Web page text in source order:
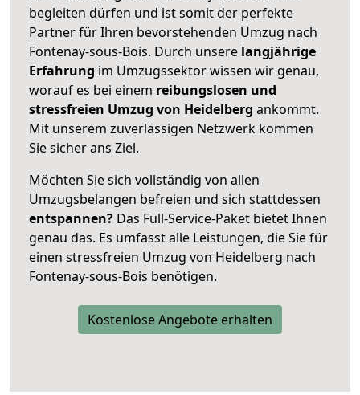
begleiten dürfen und ist somit der perfekte
Partner für Ihren bevorstehenden Umzug nach
Fontenay-sous-Bois. Durch unsere langjährige
Erfahrung im Umzugssektor wissen wir genau,
worauf es bei einem reibungslosen und
stressfreien Umzug von Heidelberg ankommt.
Mit unserem zuverlässigen Netzwerk kommen
Sie sicher ans Ziel.
Möchten Sie sich vollständig von allen
Umzugsbelangen befreien und sich stattdessen
entspannen? Das Full-Service-Paket bietet Ihnen
genau das. Es umfasst alle Leistungen, die Sie für
einen stressfreien Umzug von Heidelberg nach
Fontenay-sous-Bois benötigen.
Kostenlose Angebote erhalten